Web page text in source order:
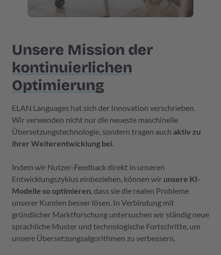
Unsere Mission der
kontinuierlichen
Optimierung
ELAN Languages hat sich der Innovation verschrieben.
Wir verwenden nicht nur die neueste maschinelle
Übersetzungstechnologie, sondern tragen auch aktiv zu
ihrer Weiterentwicklung bei.
Indem wir Nutzer-Feedback direkt in unseren
Entwicklungszyklus einbeziehen, können wir unsere KI-
Modelle so optimieren, dass sie die realen Probleme
unserer Kunden besser lösen. In Verbindung mit
gründlicher Marktforschung untersuchen wir ständig neue
sprachliche Muster und technologische Fortschritte, um
unsere Übersetzungsalgorithmen zu verbessern.